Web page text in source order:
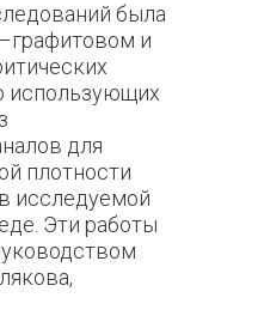
была
и
использующих
для
плотности
исследуемой
Эти работы